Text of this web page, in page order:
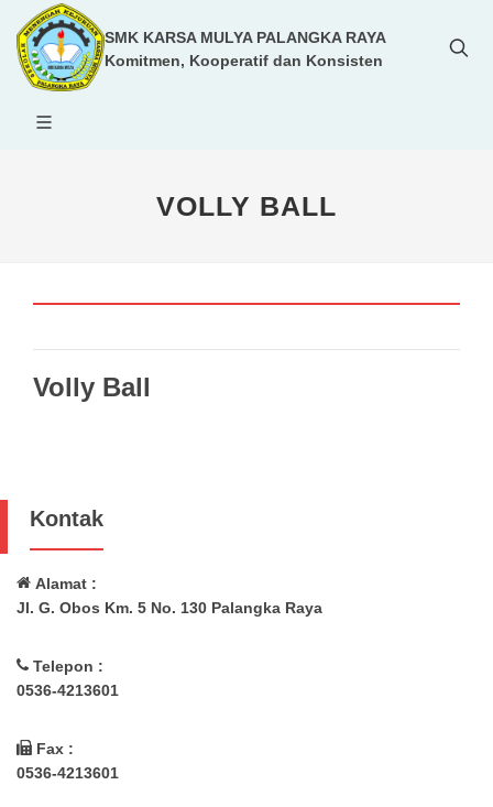
SMK KARSA MULYA PALANGKA RAYA
Komitmen, Kooperatif dan Konsisten
VOLLY BALL
Volly Ball
Kontak
Alamat :
Jl. G. Obos Km. 5 No. 130 Palangka Raya
Telepon :
0536-4213601
Fax :
0536-4213601